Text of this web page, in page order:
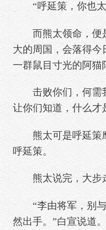
“呼延策，你也太
而熊太领命，便
大的周国，会落得
一群鼠目寸光的阿猫
击败你们，何需
让你们知道，什么才
熊太可是呼延策
呼延策。
熊太说完，大步走
“李由将军，别与
然出手。”白宣说道。